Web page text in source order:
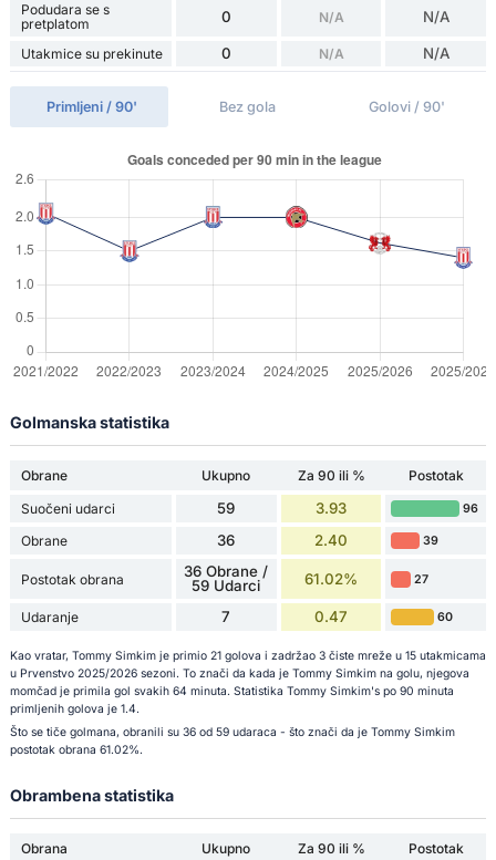
Podudara se s
pretplatom
0 N/A N/A
Utakmice su prekinute 0 N/A N/A
Primljeni / 90' Bez gola Golovi / 90'
Golmanska statistika
Obrane Ukupno Za 90 ili %
Postotak
Suočeni udarci
59 3.93 96
Obrane 36 2.40 39
Postotak obrana
36 Obrane /
59 Udarci
61.02% 27
Udaranje 7 0.47 60
Kao vratar, Tommy Simkim je primio 21 golova i zadržao 3 čiste mreže u 15 utakmicama
u Prvenstvo 2025/2026 sezoni. To znači da kada je Tommy Simkim na golu, njegova
momčad je primila gol svakih 64 minuta. Statistika Tommy Simkim's po 90 minuta
primljenih golova je 1.4.
Što se tiče golmana, obranili su 36 od 59 udaraca - što znači da je Tommy Simkim
postotak obrana 61.02%.
Obrambena statistika
Obrana Ukupno Za 90 ili %
Postotak